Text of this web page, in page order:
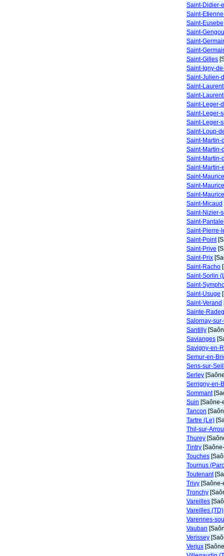
Saint-Didier-
Saint-
Saint-Eusebe
Saint-
Saint-
Saint-
Saint-Gilles
Saint-Igny-
Saint-Julien-
Saint-
Saint-
Saint-Leger-
Saint-Leger-
Saint-Leger-
Saint-Loup-
Saint-Martin-
Saint-Martin-
Saint-Martin-
Saint-Martin-
Saint-
Saint-
Saint-
Saint-Micaud
Saint-Nizier-
Saint-
Saint-Pierre-
Saint-Point
Saint-Prive
Saint-Prix
Saint-Racho
Saint-Sorlin
Saint-
Saint-Usuge
Saint-Verand
Sainte-
Salornay-
Santilly
Savianges
Savigny-en-
Semur-en-
Sens-sur-
Serley
Serrigny-en-
Sommant
Suin [Saône-
Tancon
Tartre (Le)
Thil-sur-
Thurey
Tintry
Touches
Tournus
Toutenant
Trivy
Tronchy
Vareilles
Vareilles (TD)
Varennes-
Vauban
Verissey
Verjux